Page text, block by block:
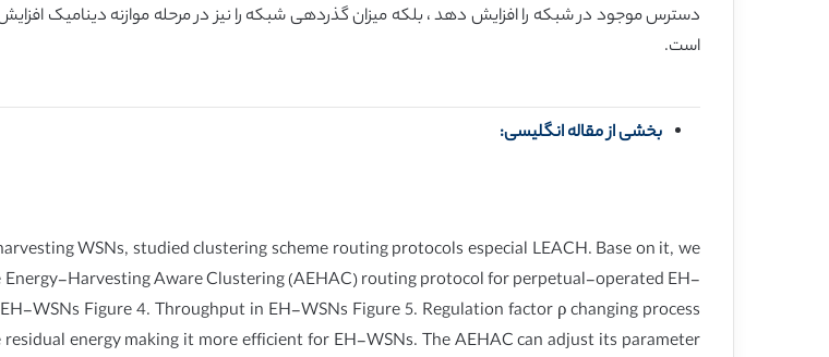
است.
بخشی از مقاله انگلیسی:
WSNs, studied clustering scheme routing protocols especial LEACH. Base on it, we
Harvesting Aware Clustering (AEHAC) routing protocol for perpetual-operated EH-
WSNs Figure 4. Throughput in EH-WSNs Figure 5. Regulation factor ρ changing process
energy making it more efficient for EH-WSNs. The AEHAC can adjust its parameter